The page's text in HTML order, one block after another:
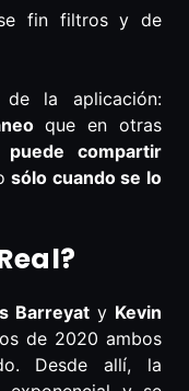
fin filtros y de
la aplicación:
que en otras
compartir
sólo cuando se lo
Barreyat y Kevin
de 2020 ambos
Desde allí, la